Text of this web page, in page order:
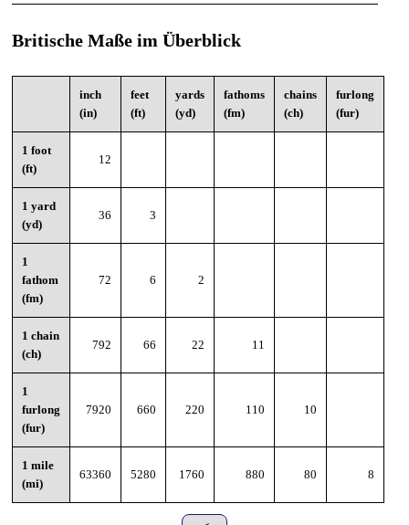
Britische Maße im Überblick
inch
(in)
feet
(ft)
yards
(yd)
fathoms
(fm)
chains
(ch)
furlong
(fur)
1 foot
(ft)
12
1 yard
(yd)
36 3
1
fathom
(fm)
72 6 2
1 chain
(ch)
792 66 22 11
1
furlong
(fur)
7920 660 220 110 10
1 mile
(mi)
63360 5280 1760 880 80 8